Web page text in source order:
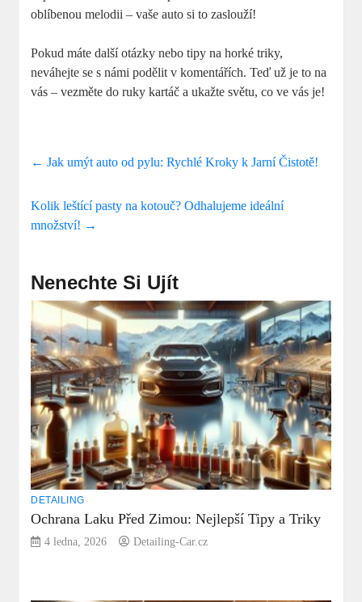
oblíbenou melodii ​– vaše ​auto⁣ si ⁢to zaslouží!
Pokud ‌máte další​ otázky‌ nebo tipy na horké triky,
neváhejte se s námi podělit v komentářích. Teď už je to na
vás – vezměte do ruky kartáč a ukažte⁢ světu, co ‍ve⁤ vás je!
← Jak umýt auto od pylu: Rychlé Kroky k Jarní Čistotě!
Kolik leštící pasty na kotouč? Odhalujeme ideální
množství! →
Nenechte Si Ujít
DETAILING
Ochrana Laku Před Zimou: Nejlepší Tipy a Triky
4 ledna, 2026 Detailing-Car.cz